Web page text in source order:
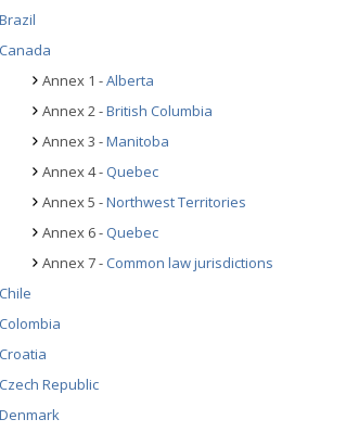
Brazil
Canada
Annex 1 -Alberta
Annex 2 -British Columbia
Annex 3 -Manitoba
Annex 4 - Quebec
Annex 5 -Northwest Territories
Annex 6 - Quebec
Annex 7 - Common law jurisdictions
Chile
Colombia
Croatia
Czech Republic
Denmark